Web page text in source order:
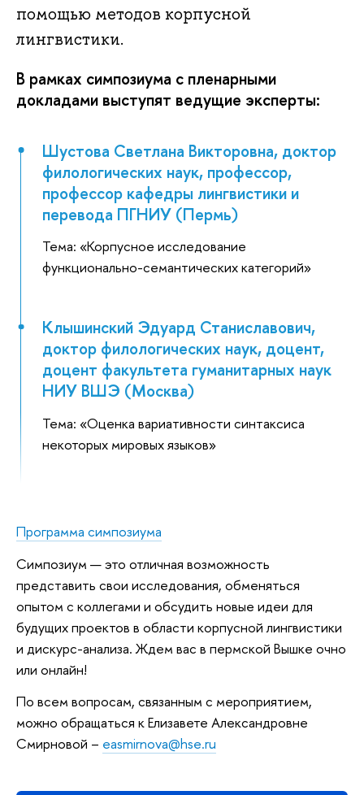
помощью методов корпусной
лингвистики.
В рамках симпозиума с пленарными
докладами выступят ведущие эксперты:
Шустова Светлана Викторовна, доктор
филологических наук, профессор,
профессор кафедры лингвистики и
перевода ПГНИУ (Пермь)
Тема: «Корпусное исследование
функционально-семантических категорий»
Клышинский Эдуард Станиславович,
доктор филологических наук, доцент,
доцент факультета гуманитарных наук
НИУ ВШЭ (Москва)
Тема: «Оценка вариативности синтаксиса
некоторых мировых языков»
Программа симпозиума
Симпозиум — это отличная возможность
представить свои исследования, обменяться
опытом с коллегами и обсудить новые идеи для
будущих проектов в области корпусной лингвистики
и дискурс-анализа. Ждем вас в пермской Вышке очно
или онлайн!
По всем вопросам, связанным с мероприятием,
можно обращаться к Елизавете Александровне
Смирновой – easmirnova@hse.ru